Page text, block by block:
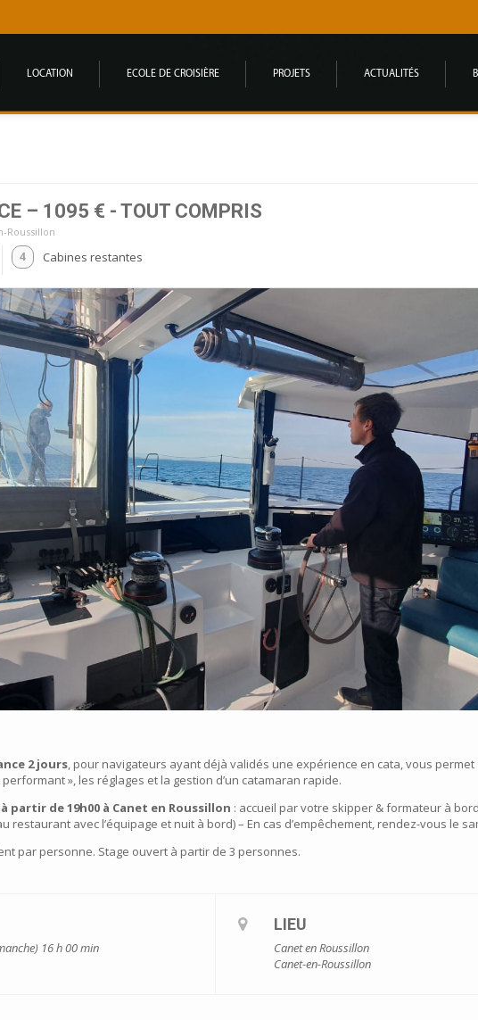
LOCATION ECOLE DE CROISIÈRE PROJETS ACTUALITÉS
– 1095 € - TOUT COMPRIS
Roussillon
4 Cabines restantes
2 jours, pour navigateurs ayant déjà validés une expérience en cata, vous permet
», les réglages et la gestion d’un catamaran rapide.
à partir de 19h00 à Canet en Roussillon : accueil par votre skipper & formateur à
restaurant avec l’équipage et nuit à bord) – En cas d’empêchement, rendez-vous le
par personne. Stage ouvert à partir de 3 personnes.
16 h 00 min
LIEU
Canet en Roussillon
Canet-en-Roussillon